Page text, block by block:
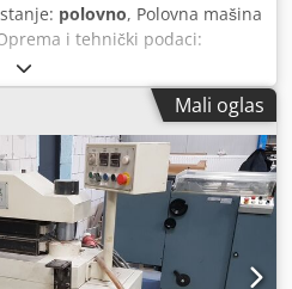
polovno, Polovna mašina
i tehnički podaci:
sektorima na radnoj površini
automatskim
tačaka radna
vakuumskih sektora
aktiviraju multialatna glava
materijala do debljine 50
sečenja za paralelno sečenje
podešavanje alata video
iskorišćenja materijala
Mali oglas